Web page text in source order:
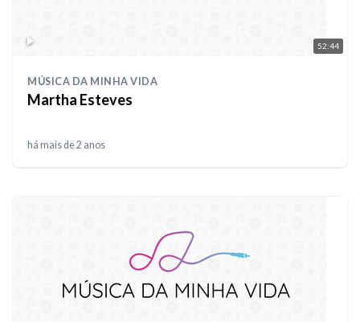
52:44
MÚSICA DA MINHA VIDA
Martha Esteves
há mais de 2 anos